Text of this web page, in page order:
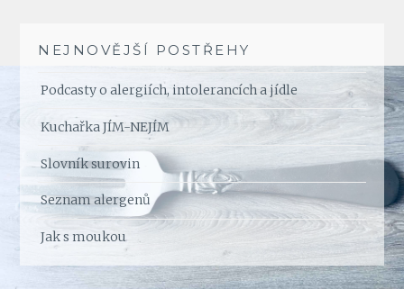
NEJNOVĚJŠÍ POSTŘEHY
Podcasty o alergiích, intolerancích a jídle
Kuchařka JÍM-NEJÍM
Slovník surovin
Seznam alergenů
Jak s moukou